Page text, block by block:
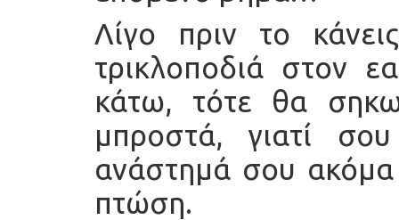
Λίγο πριν το
τρικλοποδιά στον
κάτω, τότε θα
μπροστά, γιατί
ανάστημά σου
πτώση.